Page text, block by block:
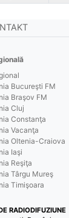
Bucureşti FM
Braşov FM
Cluj
Constanţa
Vacanţa
Oltenia-Craiova
Iaşi
Reşiţa
Târgu Mureş
Timişoara
RADIODIFUZIUNE